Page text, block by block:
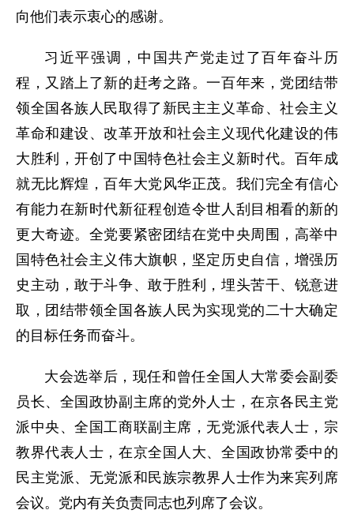
向他们表示衷心的感谢。
习近平强调，中国共产党走过了百年奋斗历
程，又踏上了新的赶考之路。一百年来，党团结带
领全国各族人民取得了新民主主义革命、社会主义
革命和建设、改革开放和社会主义现代化建设的伟
大胜利，开创了中国特色社会主义新时代。百年成
就无比辉煌，百年大党风华正茂。我们完全有信心
有能力在新时代新征程创造令世人刮目相看的新的
更大奇迹。全党要紧密团结在党中央周围，高举中
国特色社会主义伟大旗帜，坚定历史自信，增强历
史主动，敢于斗争、敢于胜利，埋头苦干、锐意进
取，团结带领全国各族人民为实现党的二十大确定
的目标任务而奋斗。
大会选举后，现任和曾任全国人大常委会副委
员长、全国政协副主席的党外人士，在京各民主党
派中央、全国工商联副主席，无党派代表人士，宗
教界代表人士，在京全国人大、全国政协常委中的
民主党派、无党派和民族宗教界人士作为来宾列席
会议。党内有关负责同志也列席了会议。